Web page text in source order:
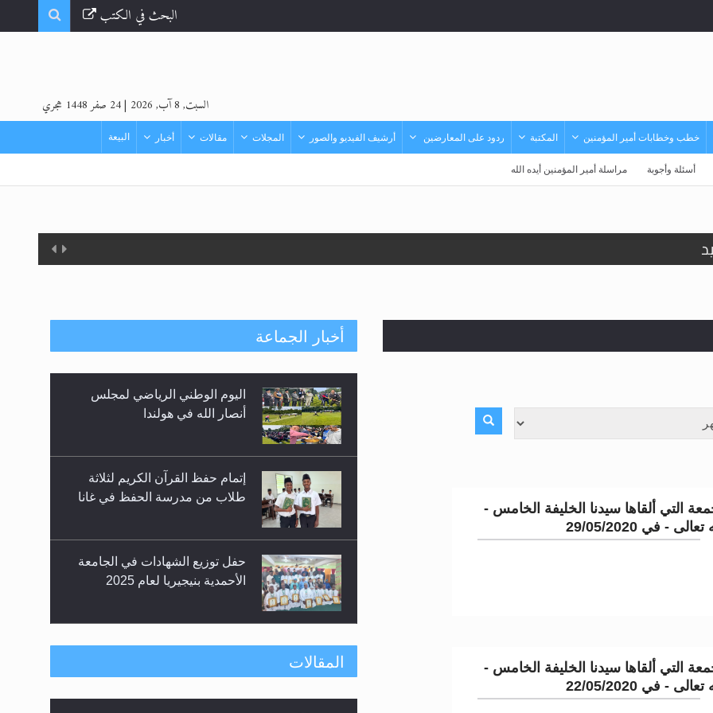
البحث في الكتب
السبت, 8 آب, 2026 |24 صفر 1448 هجري
خطب وخطابات أمير المؤمنين المكتبة ردود على المعارضين أرشيف الفيديو والصور المجلات مقالات أخبار البيعة
أسئلة وأجوبة مراسلة أمير المؤمنين أيده الله
وأحكامه >> المزيد
حضرة امير المؤمنين أيده الله والمكتب العربي >> المزيد
يطرس وأعداء الإسلام اضغط هنا >> المزيد
والمعراج >> المزيد
صلى الله عليه وسلم >> المزيد
التي ألقاها سيدنا الخليفة الخامس -
- في 29/05/2020
التي ألقاها سيدنا الخليفة الخامس -
- في 22/05/2020
أخبار الجماعة
اليوم الوطني الرياضي لمجلس
أنصار الله في هولندا
إتمام حفظ القرآن الكريم لثلاثة
طلاب من مدرسة الحفظ في غانا
حفل توزيع الشهادات في الجامعة
الأحمدية بنيجيريا لعام 2025
معرض القرآن الكريم لمدة ثلاثين
المقالات